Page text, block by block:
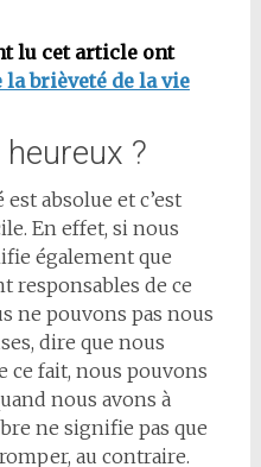
lu cet article ont
la brièveté de la vie
?
absolue et c’est
En effet, si nous
également que
responsables de ce
ne pouvons pas nous
dire que nous
ce fait, nous pouvons
nous avons à
ne signifie pas que
au contraire.